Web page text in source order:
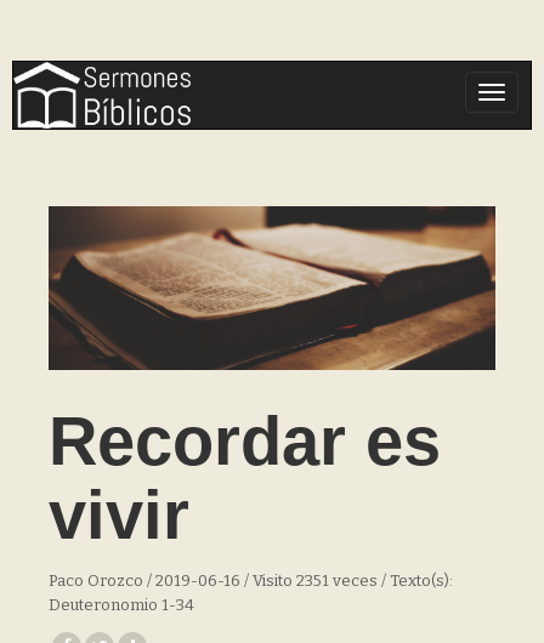
Recordar es
vivir
Paco Orozco / 2019-06-16 / Visito 2351 veces / Texto(s):
Deuteronomio 1-34